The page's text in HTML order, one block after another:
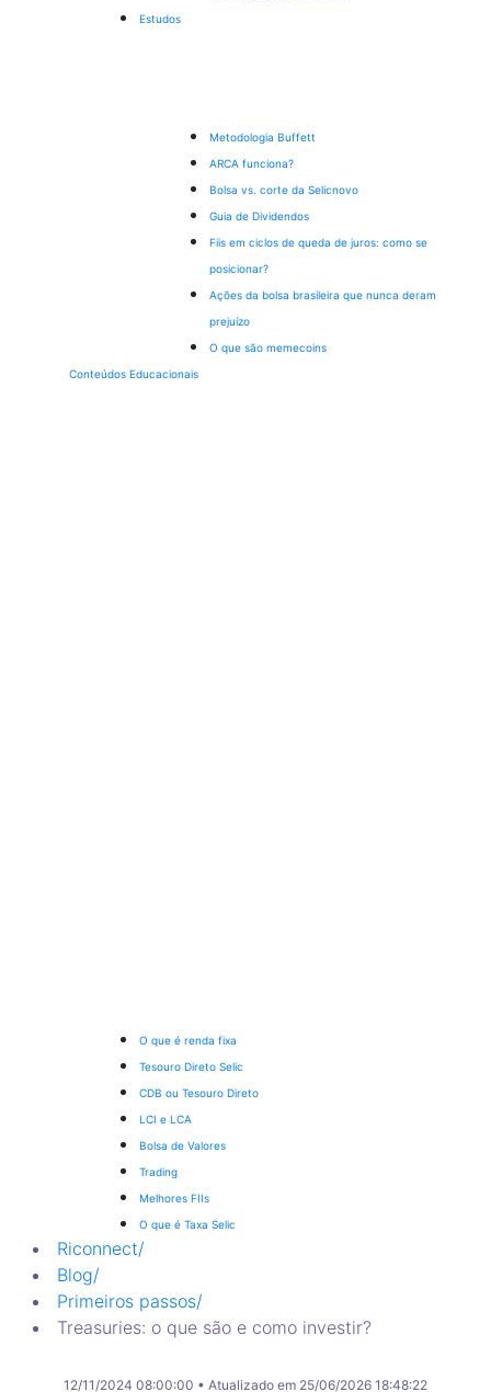
Estudos
Metodologia Buffett
ARCA funciona?
Bolsa vs. corte da Selicnovo
Guia de Dividendos
Fiis em ciclos de queda de juros: como se
posicionar?
Ações da bolsa brasileira que nunca deram
prejuízo
O que são memecoins
Conteúdos Educacionais
O que é renda fixa
Tesouro Direto Selic
CDB ou Tesouro Direto
LCI e LCA
Bolsa de Valores
Trading
Melhores FIIs
O que é Taxa Selic
Riconnect/
Blog/
Primeiros passos/
Treasuries: o que são e como investir?
12/11/2024 08:00:00 • Atualizado em 25/06/2026 18:48:22